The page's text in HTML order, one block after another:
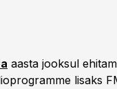
aasta jooksul
lisaks